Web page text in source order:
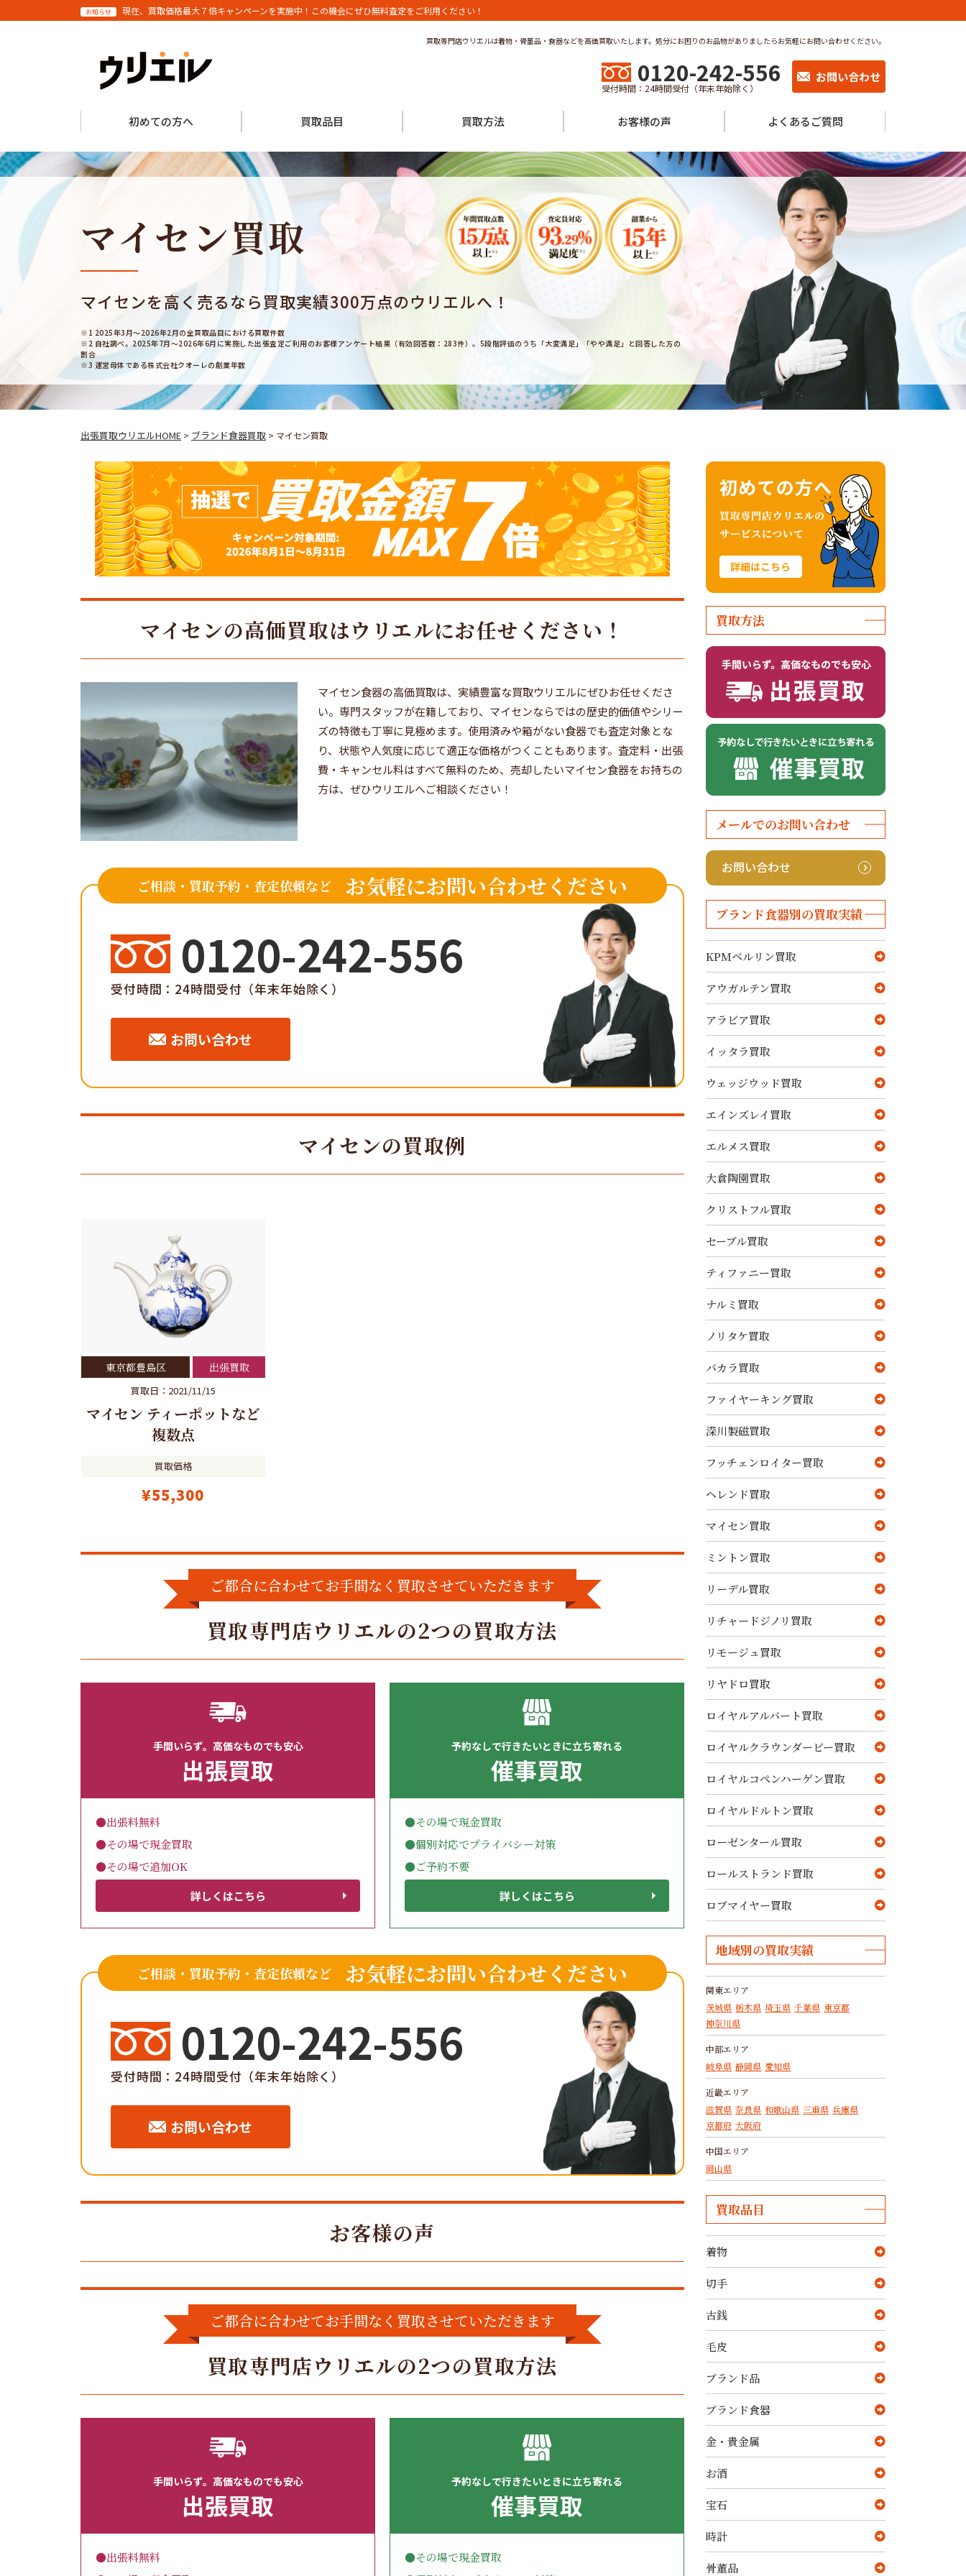
お知らせ 現在、買取価格最大７倍キャンペーンを実施中！この機会にぜひ無料査定をご利用ください！
買取専門店ウリエルは着物・骨董品・食器などを高価買取いたします。処分にお困りのお品物がありましたらお気軽にお問い合わせください。
0120-242-556
受付時間：24時間受付（年末年始除く）
お問い合わせ
初めての方へ 買取品目 買取方法 お客様の声 よくあるご質問
マイセン買取
マイセンを高く売るなら買取実績300万点のウリエルへ！
※1 2025年3月～2026年2月の全買取品目における買取件数
※2 自社調べ。2025年7月～2026年6月に実施した出張査定ご利用のお客様アンケート結果（有効回答数：283件）。5段階評価のうち「大変満足」「やや満足」と回答した方の
割合
※3 運営母体である株式会社クオーレの創業年数
出張買取ウリエルHOME > ブランド食器買取 > マイセン買取
マイセンの高価買取はウリエルにお任せください！
マイセン食器の高価買取は、実績豊富な買取ウリエルにぜひお任せくださ
い。専門スタッフが在籍しており、マイセンならではの歴史的価値やシリー
ズの特徴も丁寧に見極めます。使用済みや箱がない食器でも査定対象とな
り、状態や人気度に応じて適正な価格がつくこともあります。査定料・出張
費・キャンセル料はすべて無料のため、売却したいマイセン食器をお持ちの
方は、ぜひウリエルへご相談ください！
ご相談・買取予約・査定依頼など お気軽にお問い合わせください
0120-242-556
受付時間：24時間受付（年末年始除く）
お問い合わせ
マイセンの買取例
東京都豊島区 出張買取
買取日：2021/11/15
マイセン ティーポットなど
複数点
買取価格
¥55,300
ご都合に合わせてお手間なく買取させていただきます
買取専門店ウリエルの2つの買取方法
手間いらず。高価なものでも安心
出張買取
●出張料無料
●その場で現金買取
●その場で追加OK
詳しくはこちら
予約なしで行きたいときに立ち寄れる
催事買取
●その場で現金買取
●個別対応でプライバシー対策
●ご予約不要
詳しくはこちら
ご相談・買取予約・査定依頼など お気軽にお問い合わせください
0120-242-556
受付時間：24時間受付（年末年始除く）
お問い合わせ
お客様の声
ご都合に合わせてお手間なく買取させていただきます
買取専門店ウリエルの2つの買取方法
手間いらず。高価なものでも安心
出張買取
●出張料無料
予約なしで行きたいときに立ち寄れる
催事買取
●その場で現金買取
買取方法
メールでのお問い合わせ
お問い合わせ
ブランド食器別の買取実績
KPMベルリン買取
アウガルテン買取
アラビア買取
イッタラ買取
ウェッジウッド買取
エインズレイ買取
エルメス買取
大倉陶園買取
クリストフル買取
セーブル買取
ティファニー買取
ナルミ買取
ノリタケ買取
バカラ買取
ファイヤーキング買取
深川製磁買取
フッチェンロイター買取
ヘレンド買取
マイセン買取
ミントン買取
リーデル買取
リチャードジノリ買取
リモージュ買取
リヤドロ買取
ロイヤルアルバート買取
ロイヤルクラウンダービー買取
ロイヤルコペンハーゲン買取
ロイヤルドルトン買取
ローゼンタール買取
ロールストランド買取
ロブマイヤー買取
地域別の買取実績
関東エリア
茨城県 栃木県 埼玉県 千葉県 東京都
神奈川県
中部エリア
岐阜県 静岡県 愛知県
近畿エリア
滋賀県 奈良県 和歌山県 三重県 兵庫県
京都府 大阪府
中国エリア
岡山県
買取品目
着物
切手
古銭
毛皮
ブランド品
ブランド食器
金・貴金属
お酒
宝石
時計
骨董品